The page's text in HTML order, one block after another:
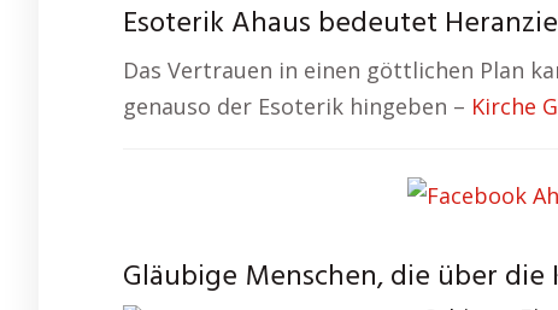
Esoterik Ahaus bedeutet
Das Vertrauen in einen göttlichen Plan
genauso der Esoterik hingeben – Kirche
Gläubige Menschen, die über